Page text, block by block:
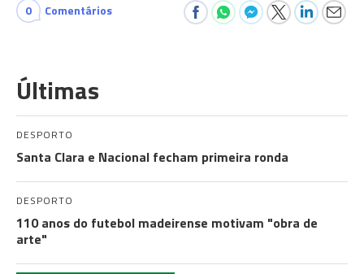
0 Comentários
Últimas
DESPORTO
Santa Clara e Nacional fecham primeira ronda
DESPORTO
110 anos do futebol madeirense motivam "obra de
arte"